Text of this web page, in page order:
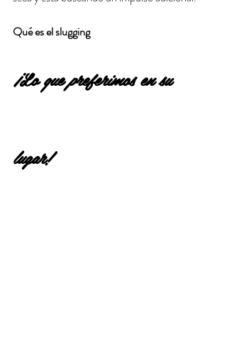
Qué es el slugging
¡Lo que preferimos en su
lugar!